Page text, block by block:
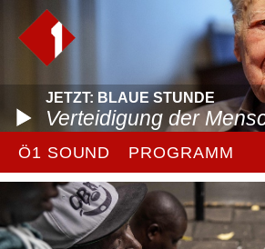
JETZT: BLAUE STUNDE
Verteidigung der
Ö1 SOUND PROGRAMM